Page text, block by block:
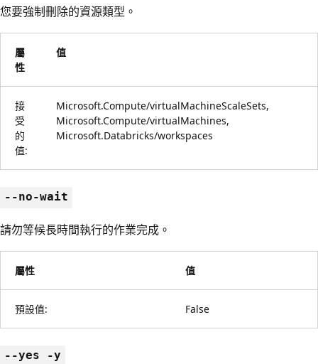
您要強制刪除的資源類型。
屬
性
值
接
受
的
值:
Microsoft.Compute/virtualMachineScaleSets,
Microsoft.Compute/virtualMachines,
Microsoft.Databricks/workspaces
--no-wait
請勿等候長時間執行的作業完成。
屬性 值
預設值: False
--yes -y